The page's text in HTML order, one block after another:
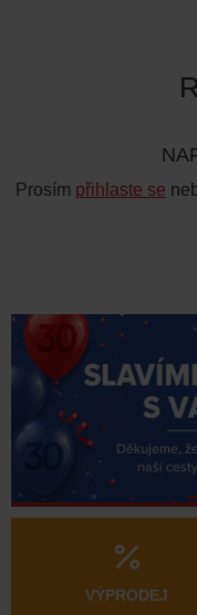
Prosím přihlaste se
VÝPRODEJ